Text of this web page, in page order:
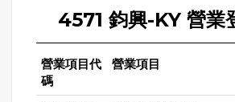
4571 鈞興-KY 營業
營業項目代
碼
營業項目